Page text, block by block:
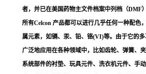
者，并已在美国药物主文件档案中列档（DMF）
所有Celcon 产品都可以进行几乎任何一种配色
属元素，如镉、汞、铅、铬(VI)等。由于它的
广泛地应用在各种领域中，比如齿轮、弹簧、
系统部件的衬垫、玩具元件、洗衣机元件、手